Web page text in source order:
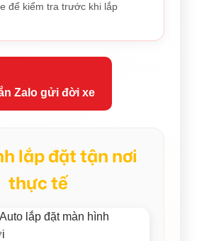
để kiểm tra trước khi lắp
Zalo gửi đời xe
lắp đặt tận nơi
thực tế